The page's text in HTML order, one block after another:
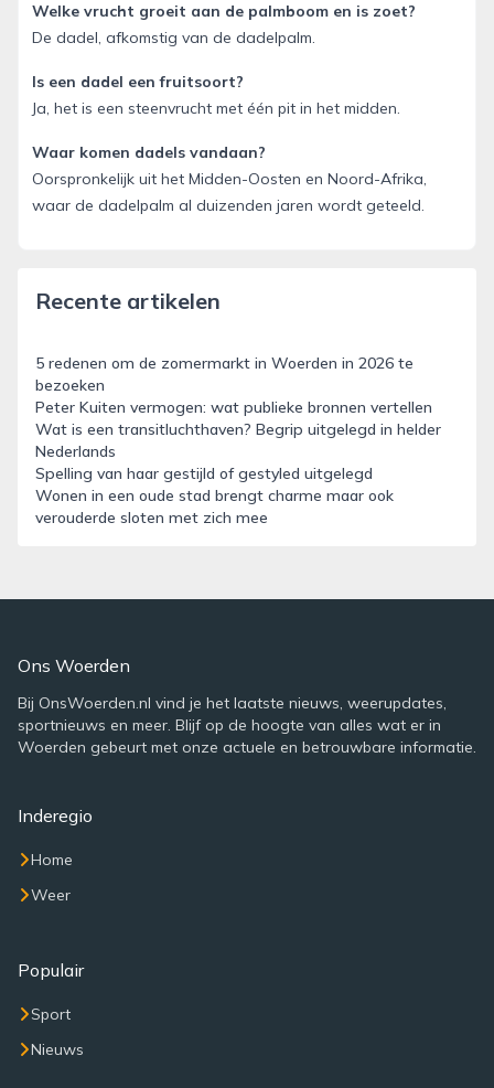
Welke vrucht groeit aan de palmboom en is zoet?
De dadel, afkomstig van de dadelpalm.
Is een dadel een fruitsoort?
Ja, het is een steenvrucht met één pit in het midden.
Waar komen dadels vandaan?
Oorspronkelijk uit het Midden-Oosten en Noord-Afrika,
waar de dadelpalm al duizenden jaren wordt geteeld.
Recente artikelen
5 redenen om de zomermarkt in Woerden in 2026 te
bezoeken
Peter Kuiten vermogen: wat publieke bronnen vertellen
Wat is een transitluchthaven? Begrip uitgelegd in helder
Nederlands
Spelling van haar gestijld of gestyled uitgelegd
Wonen in een oude stad brengt charme maar ook
verouderde sloten met zich mee
Ons Woerden
Bij OnsWoerden.nl vind je het laatste nieuws, weerupdates,
sportnieuws en meer. Blijf op de hoogte van alles wat er in
Woerden gebeurt met onze actuele en betrouwbare informatie.
Inderegio
Home
Weer
Populair
Sport
Nieuws